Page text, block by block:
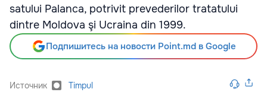
satului Palanca, potrivit prevederilor tratatului
dintre Moldova şi Ucraina din 1999.
Подпишитесь на новости Point.md в Google
Источник Timpul